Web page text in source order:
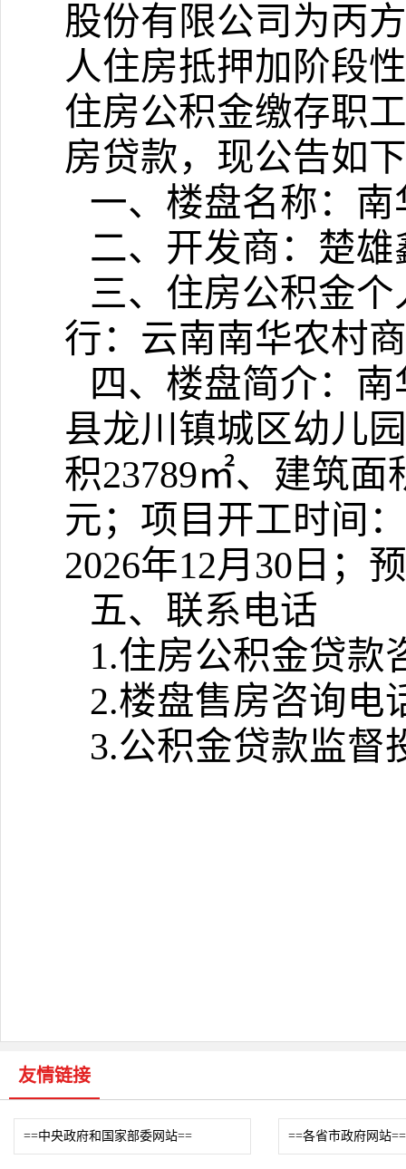
股份有限公司为丙
人住房抵押加阶段
住房公积金缴存职
房贷款，现公告如
一、楼盘名称：
二、开发商：楚
三、住房公积金
行：云南南华农村
四、楼盘简介：
县龙川镇城区幼儿
积23789㎡、建筑面
元；项目开工时间
2026年12月30日；
五、联系电话
1.住房公积金贷款
2.楼盘售房咨询电
3.公积金贷款监督
友情链接
==中央政府和国家部委网站== ==各省市政府网站==